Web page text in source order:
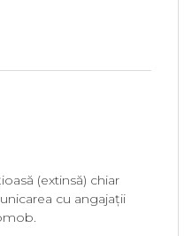
(extinsă) chiar
cu angajații